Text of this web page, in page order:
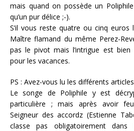
mais quand on possède un
qu’un pur délice ;-).
S’il vous reste quatre ou cinq
Maître flamand du même Perez-
pas le pivot mais l’intrigue est
pour les vacances.
PS : Avez-vous lu les différents
Le songe de Poliphile y est
particulière ; mais après avoir
Seigneur des accordz (Estienne
classe pas obligatoirement